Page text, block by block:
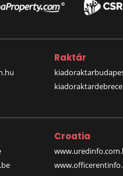
Raktár
Croatia